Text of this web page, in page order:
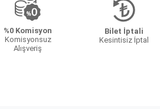
%0 Komisyon
Komisyonsuz
Alışveriş
Bilet İptali
Kesintisiz İptal